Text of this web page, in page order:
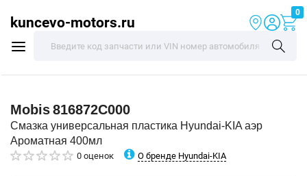
kuncevo-motors.ru
0
Mobis816872C000
Смазка универсальная пластика Hyundai-KIA аэр
Ароматная 400мл
0 оценок О бренде Hyundai-KIA